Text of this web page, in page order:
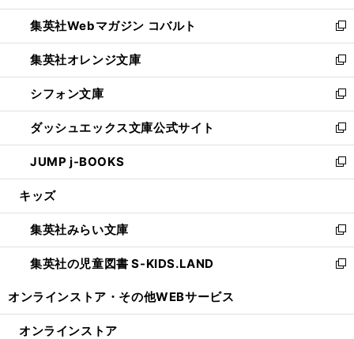
開
く
ウ
で
開
く
ン
ド
ウ
で
開
く
ウ
ィ
ン
ド
ウ
で
開
く
集英社Webマガジン コバルト
新
し
い
ウ
ィ
ン
ド
ウ
で
開
集英社オレンジ文庫
新
し
い
ウ
ィ
ン
ド
ウ
開
く
シフォン文庫
新
し
い
ウ
ィ
ン
ウ
で
開
く
ダッシュエックス文庫公式サイト
新
し
い
ウ
ン
ド
ウ
で
JUMP j-BOOKS
新
し
ウ
ィ
ン
ド
開
キッズ
集英社みらい文庫
新
し
い
ン
集英社の児童図書 S-KIDS.LAND
新
ウ
オンラインストア・ その他WEBサービス
オンラインストア